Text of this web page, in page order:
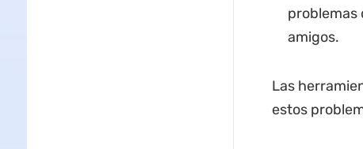
problemas
amigos.
Las
estos